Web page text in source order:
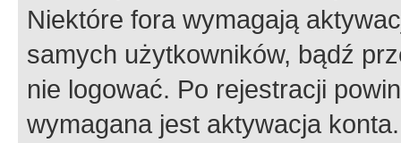
Niektóre fora wymagają
samych użytkowników, bądź
nie logować. Po rejestracji
wymagana jest aktywacja